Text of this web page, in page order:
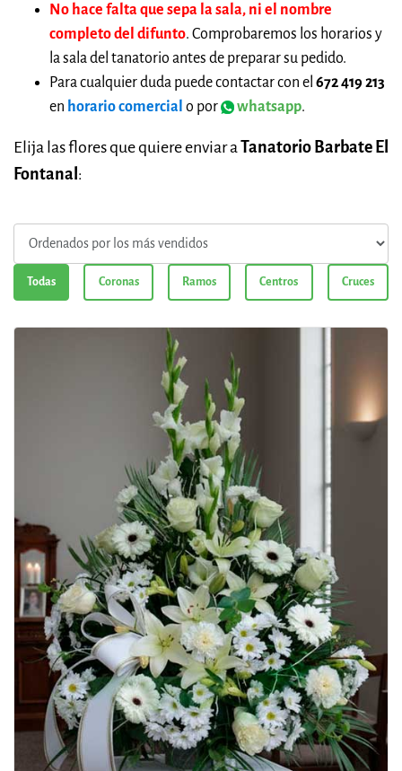
No hace falta que sepa la sala, ni el nombre
completo del difunto. Comprobaremos los horarios y
la sala del tanatorio antes de preparar su pedido.
Para cualquier duda puede contactar con el 672 419 213
en horario comercial o por whatsapp.
Elija las flores que quiere enviar aTanatorio Barbate El
Fontanal:
Todas Coronas Ramos Centros Cruces